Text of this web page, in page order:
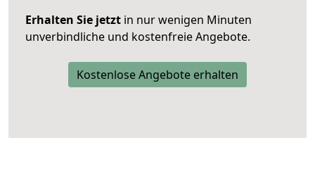
Erhalten Sie jetzt in nur wenigen Minuten
unverbindliche und kostenfreie Angebote.
Kostenlose Angebote erhalten